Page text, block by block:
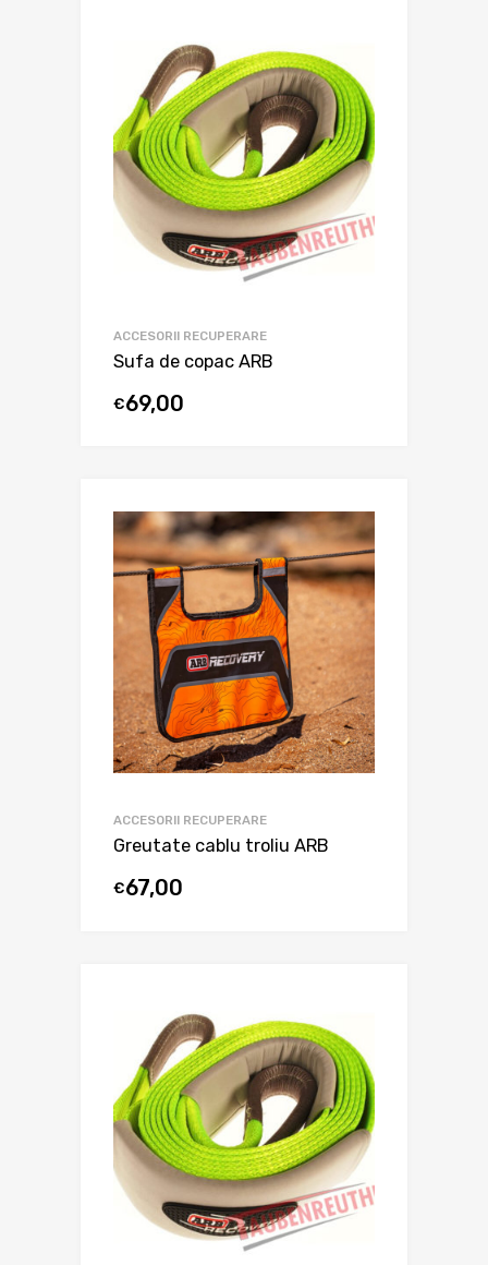
ACCESORII RECUPERARE
Sufa de copac ARB
€69,00
ACCESORII RECUPERARE
Greutate cablu troliu ARB
€67,00